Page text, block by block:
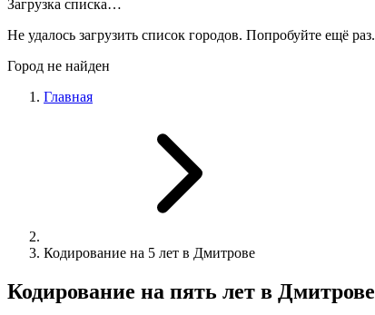
Загрузка списка…
Не удалось загрузить список городов. Попробуйте ещё раз.
Город не найден
Главная
Кодирование на 5 лет в Дмитрове
Кодирование на пять лет в Дмитрове